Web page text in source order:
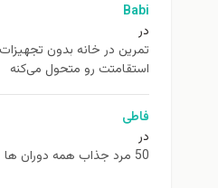
Babi
در
استقامتت رو متحول می‌کنه
فاطی
در
50 مرد جذاب همه دوران ها